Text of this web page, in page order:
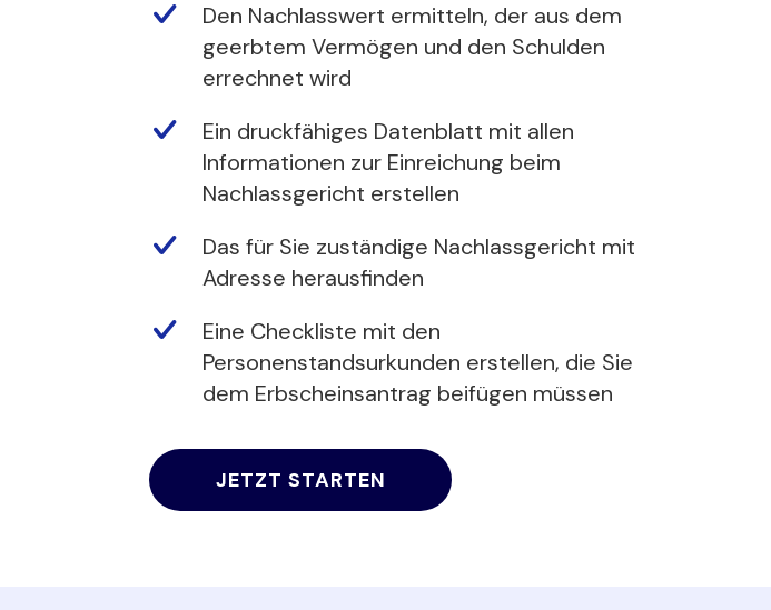
Den Nachlasswert ermitteln, der aus dem
geerbtem Vermögen und den Schulden
errechnet wird
Ein druckfähiges Datenblatt mit allen
Informationen zur Einreichung beim
Nachlassgericht erstellen
Das für Sie zuständige Nachlassgericht mit
Adresse herausfinden
Eine Checkliste mit den
Personenstandsurkunden erstellen, die Sie
dem Erbscheinsantrag beifügen müssen
JETZT STARTEN